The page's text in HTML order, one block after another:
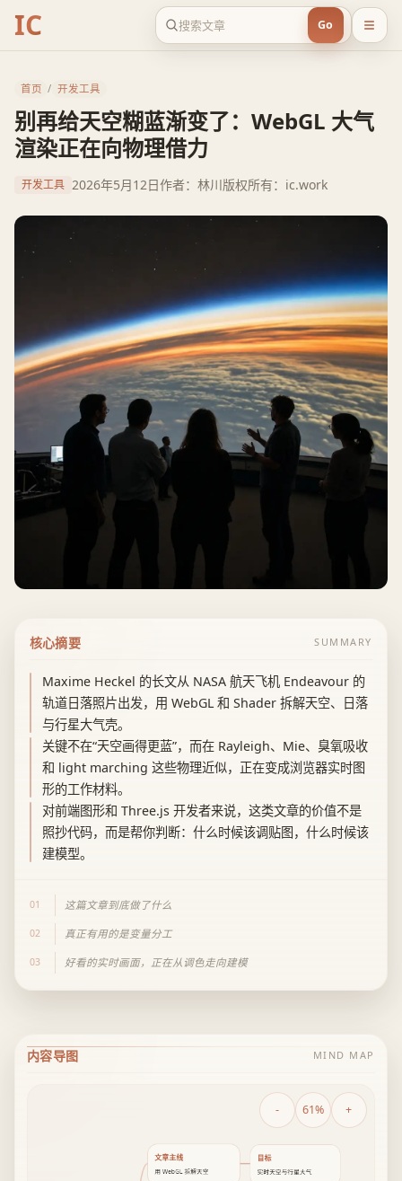
IC Go
首页 / 开发工具
别再给天空糊蓝渐变了：WebGL 大气
渲染正在向物理借力
开发工具 2026年5月12日作者：林川版权所有：ic.work
核心摘要 SUMMARY
Maxime Heckel 的长文从 NASA 航天飞机 Endeavour 的
轨道日落照片出发，用 WebGL 和 Shader 拆解天空、日落
与行星大气壳。
关键不在“天空画得更蓝”，而在 Rayleigh、Mie、臭氧吸收
和 light marching 这些物理近似，正在变成浏览器实时图
形的工作材料。
对前端图形和 Three.js 开发者来说，这类文章的价值不是
照抄代码，而是帮你判断：什么时候该调贴图，什么时候该
建模型。
01 这篇文章到底做了什么
02 真正有用的是变量分工
03 好看的实时画面，正在从调色走向建模
内容导图 MIND MAP
- 61% +
文章主线
用 WebGL 拆解天空
目标
实时天空与行星大气